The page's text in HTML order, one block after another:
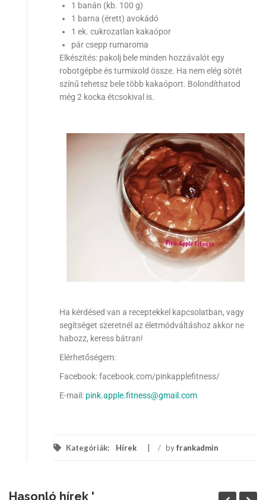
1 banán (kb. 100 g)
1 barna (érett) avokádó
1 ek. cukrozatlan kakaópor
pár csepp rumaroma
Elkészítés: pakolj bele minden hozzávalót egy
robotgépbe és turmixold össze. Ha nem elég sötét
színű tehetsz bele több kakaóport. Bolondíthatod
még 2 kocka étcsokival is.
Ha kérdésed van a receptekkel kapcsolatban, vagy
segítséget szeretnél az életmódváltáshoz akkor ne
habozz, keress bátran!
Elérhetőségem:
Facebook: facebook.com/pinkapplefitness/
E-mail: pink.apple.fitness@gmail.com
Kategóriák: Hírek / byfrankadmin
Hasonló hírek '